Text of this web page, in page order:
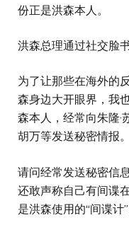
份正是洪森本人。
洪森总理通过社交脸
为了让那些在海外的
森身边大开眼界，我
森本人，经常向朱隆·
胡万等发送秘密情报。
请问经常发送秘密信
还敢声称自己有间谍
是洪森使用的“间谍计”